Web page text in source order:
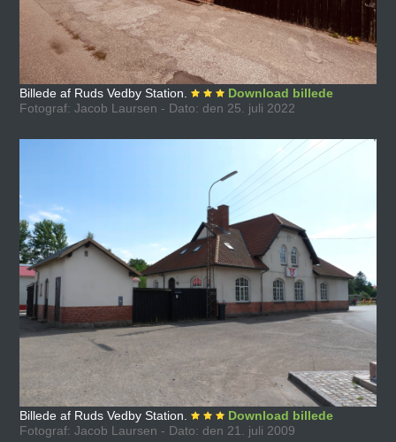
Billede af Ruds Vedby Station.
Download billede
Fotograf: Jacob Laursen - Dato: den 25. juli 2022
Billede af Ruds Vedby Station.
Download billede
Fotograf: Jacob Laursen - Dato: den 21. juli 2009